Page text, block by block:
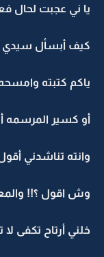
يا ني عجبت لحال
كيف أبسأل سيدي
ياكم كتبته
أو كسير المرسمه
وانته تناشدني
وش اقول ؟!!
خلني أرتاح تكفى لا